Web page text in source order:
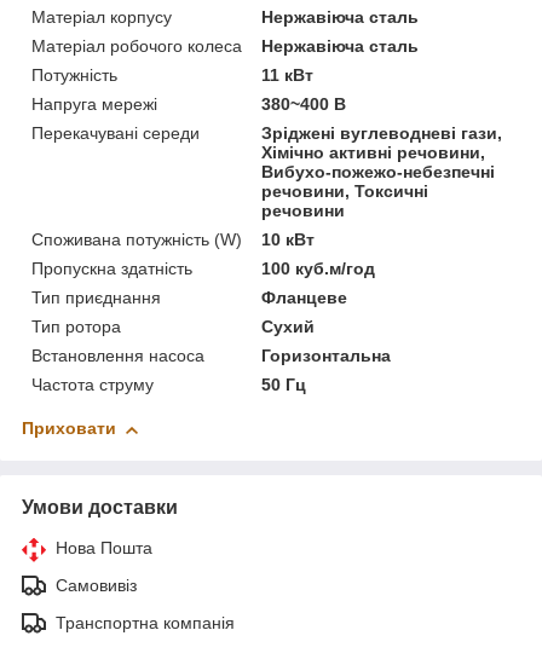
Матеріал корпусу
Нержавіюча сталь
Матеріал робочого колеса
Нержавіюча сталь
Потужність
11 кВт
Напруга мережі
380~400 В
Перекачувані середи
Зріджені вуглеводневі гази,
Хімічно активні речовини,
Вибухо-пожежо-небезпечні
речовини, Токсичні
речовини
Споживана потужність (W)
10 кВт
Пропускна здатність
100 куб.м/год
Тип приєднання
Фланцеве
Тип ротора
Сухий
Встановлення насоса
Горизонтальна
Частота струму
50 Гц
Приховати
Умови доставки
Нова Пошта
Самовивіз
Транспортна компанія